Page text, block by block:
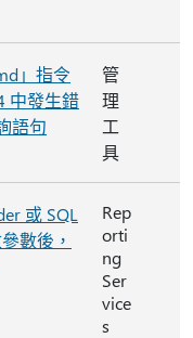
」指令
中發生錯
語句
管
理
工
具
或 SQL
數後，
Rep
orti
ng
Ser
vice
s